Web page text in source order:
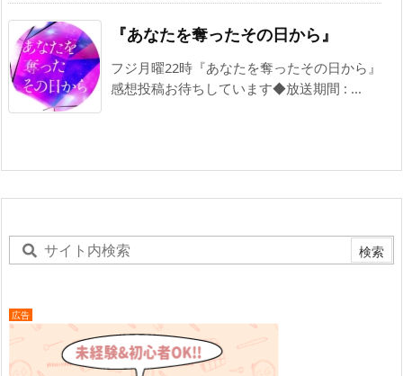
『あなたを奪ったその日から』
フジ月曜22時『あなたを奪ったその日から』
感想投稿お待ちしています◆放送期間 : ...
広告